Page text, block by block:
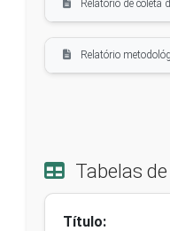
Relatório de coleta
Relatório
Tabelas
Título: